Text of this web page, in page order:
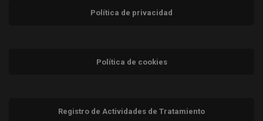
Política de privacidad
Política de cookies
Registro de Actividades de Tratamiento